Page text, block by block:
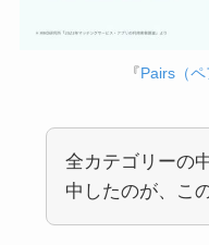
『Pairs（ペ
全カテゴリーの
中したのが、こ